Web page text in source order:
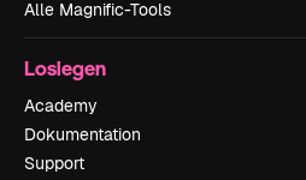
Alle Magnific-Tools
Loslegen
Academy
Dokumentation
Support